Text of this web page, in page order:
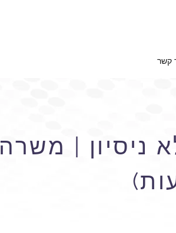
קשר
ניסיון | משרה